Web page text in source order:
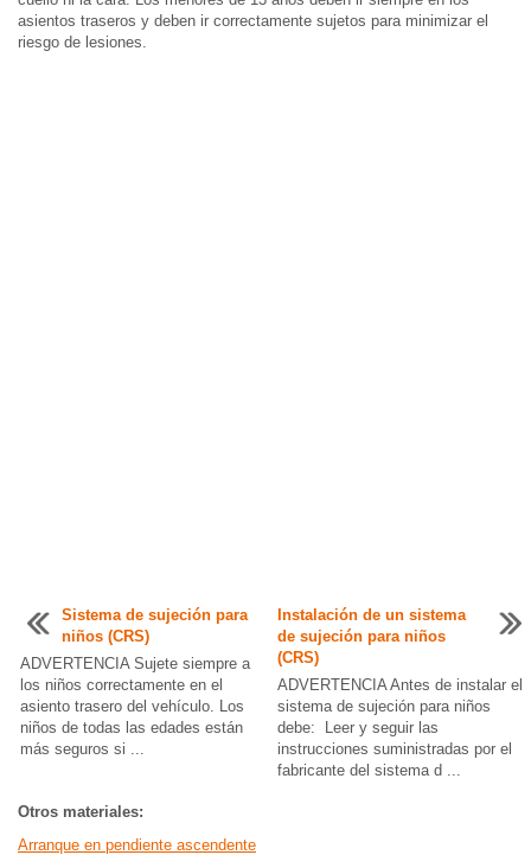
asientos traseros y deben ir correctamente sujetos para minimizar el
riesgo de lesiones.
Sistema de sujeción para
niños (CRS)
ADVERTENCIA Sujete siempre a
los niños correctamente en el
asiento trasero del vehículo. Los
niños de todas las edades están
más seguros si ...
Instalación de un sistema
de sujeción para niños
(CRS)
ADVERTENCIA Antes de instalar el
sistema de sujeción para niños
debe: Leer y seguir las
instrucciones suministradas por el
fabricante del sistema d ...
Otros materiales:
Arranque en pendiente ascendente